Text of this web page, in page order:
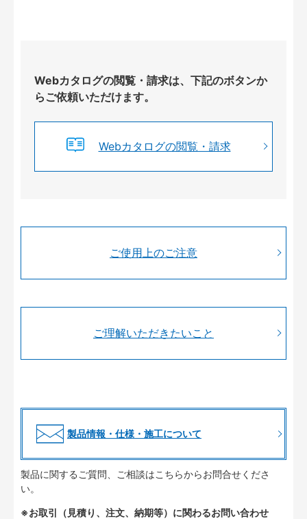
Webカタログの閲覧・請求は、下記のボタンか
らご依頼いただけます。
Webカタログの閲覧・請求
ご使用上のご注意
ご理解いただきたいこと
製品情報・仕様・施工について
製品に関するご質問、ご相談はこちらからお問合せくださ
い。
※お取引（見積り、注文、納期等）に関わるお問い合わせ